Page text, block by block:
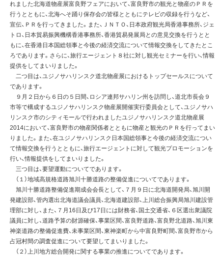
れました北海道物産展富良野フェアにおいて、富良野市の観光と物産のＰＲを
行うとともに、北海へそ踊り保存会の皆様とともにテレビの収録を行うなど、
宣伝、ＰＲを行ってきました。また、ＪＮＴＯ、日本政府観光局香港事務所、ジェ
トロ、日本貿易振興機構香港事務所、香港貿易発展局との意見交換を行うとと
もに、在香港日本国総領事と今後の経済交流について情報交換をしてきたとこ
ろであります。さらに、旅行エージェント８社に対し観光セミナーを行い、情報
提供をしてまいりました。
二つ目は、ユジノサハリンスク道北物産展におけるトップセールスについて
であります。
９月２日から６日の５日間、ロシア連邦サハリン州を訪問し、道北市長会９
市等で構成するユジノサハリンスク物産展開催実行委員会として、ユジノサハ
リンスク市のシティモールで行われましたユジノサハリンスク道北物産展
2014において、富良野市の物産関係者とともに物産と観光のＰＲを行ってまい
りました。また、在ユジノサハリンスク日本国総領事と今後の経済交流につい
て情報交換を行うとともに、旅行エージェントに対して観光プロモーションを
行い、情報提供をしてまいりました。
三つ目は、要望運動についてであります。
（１）地域高規格道路旭川十勝道路の整備促進についてであります。
旭川十勝道路整備促進期成会会長として、７月９日に北海道開発局、旭川開
発建設部、管内選出北海道議会議員、北海道建設部、上川総合振興局旭川建設管
理部に対し、また、７月16日及び17日には財務省、国土交通省、６区選出衆議院
議員に対し、道路予算の財源確保、事業区間、富良野道路、富良野北道路、旭川東
神楽道路の整備促進費、未事業区間、東神楽町から中富良野町間、富良野市から
占冠村間の調査促進について要望してまいりました。
（２）上川地方総合開発に関する事業の推進についてであります。